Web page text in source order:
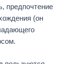
предпочтение
(он